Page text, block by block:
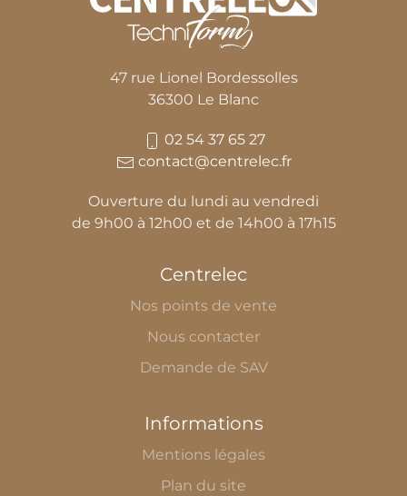
47 rue Lionel Bordessolles
36300 Le Blanc
02 54 37 65 27
contact@centrelec.fr
Ouverture du lundi au vendredi
de 9h00 à 12h00 et de 14h00 à 17h15
Centrelec
Nos points de vente
Nous contacter
Demande de SAV
Informations
Mentions légales
Plan du site